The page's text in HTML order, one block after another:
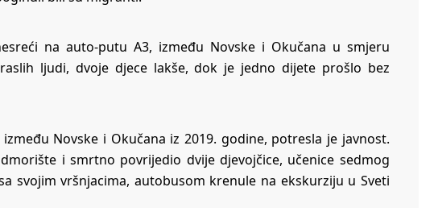
na auto-putu A3, između Novske i Okučana u smjeru
ljudi, dvoje djece lakše, dok je jedno dijete prošlo bez
Novske i Okučana iz 2019. godine, potresla je javnost.
i smrtno povrijedio dvije djevojčice, učenice sedmog
svojim vršnjacima, autobusom krenule na ekskurziju u Sveti